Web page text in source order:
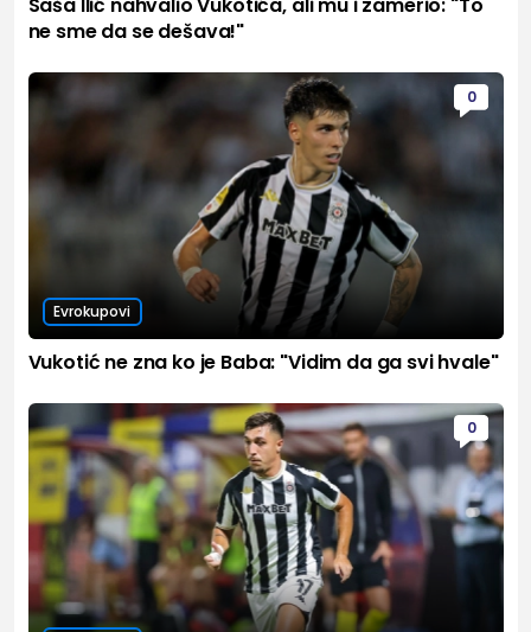
Saša Ilić nahvalio Vukotića, ali mu i zamerio: "To
ne sme da se dešava!"
0
Evrokupovi
Vukotić ne zna ko je Baba: "Vidim da ga svi hvale"
0